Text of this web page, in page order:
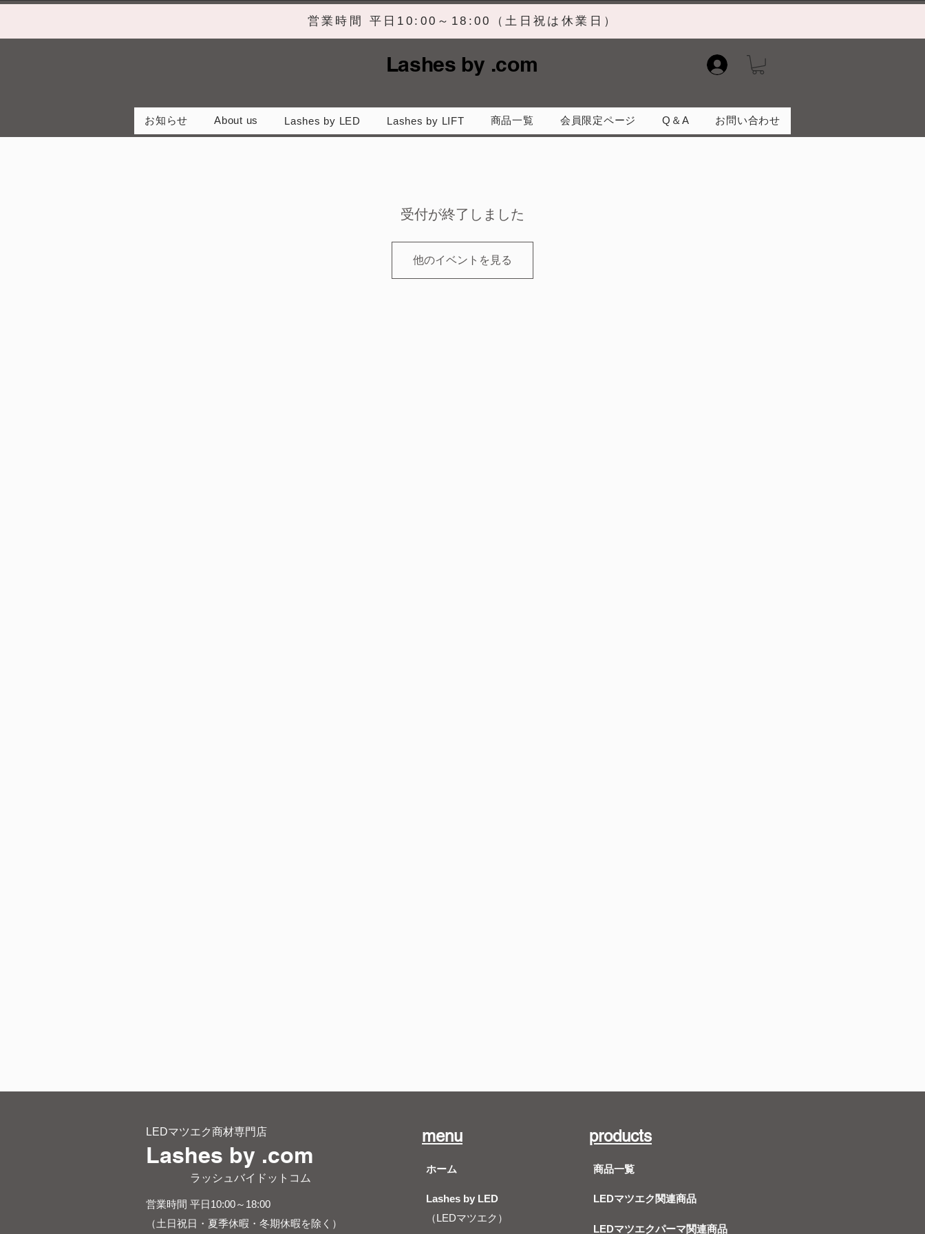
営業時間 平日10:00～18:00（土日祝は休業日）
Lashes by .com
お知らせ About us Lashes by LED Lashes by LIFT 商品一覧 会員限定ページ Q＆A お問い合わせ
受付が終了しました
他のイベントを見る
LEDマツエク商材専門店
Lashes by .com
​ ラッシュバイドットコム
営業時間 平日10:00～18:00
（土日祝日・夏季休暇・冬期休暇を除く）
menu
ホーム
Lashes by LED
（LEDマツエク）
products
商品一覧
LEDマツエク関連商品
LEDマツエクパーマ関連商品